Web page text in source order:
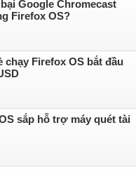
Google Chromecast
Firefox OS?
chạy Firefox OS bắt đầu
sắp hỗ trợ máy quét tài